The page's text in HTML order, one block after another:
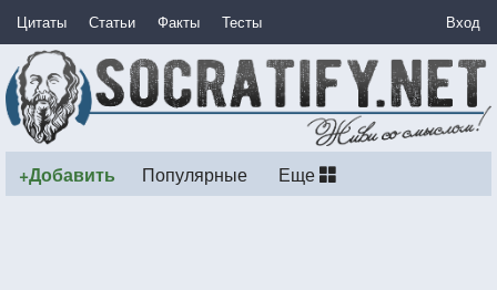
Цитаты Статьи Факты Тесты Вход
+Добавить Популярные Еще